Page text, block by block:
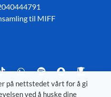
til MIFF
på nettstedet vårt for å gi
ved å huske dine